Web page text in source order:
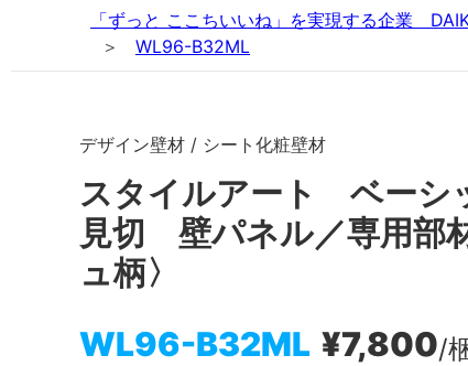
「ずっと ここちいいね」を実現する企業
WL96-B32ML
デザイン壁材 / シート化粧壁材
スタイルアート ベーシ
見切 壁パネル／専用部
ュ柄〉
WL96-B32ML ¥7,800/